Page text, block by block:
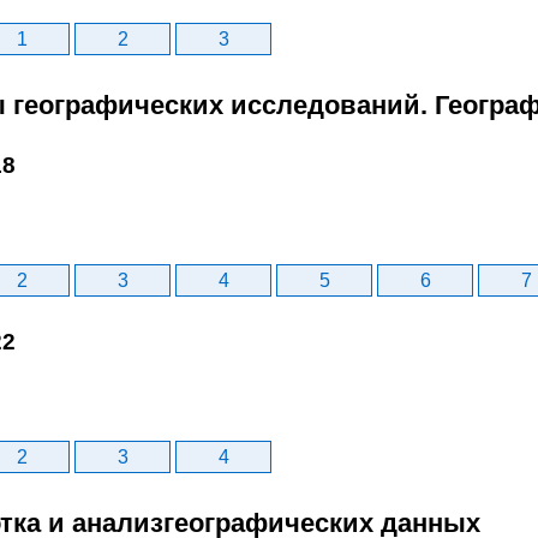
1 2 3
исследований.
2 3 4 5 6 7
2 3 4
и анализгеографических данных